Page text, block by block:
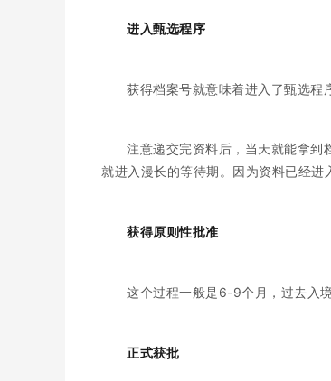
进入甄选程序
获得档案号就意味着进入了甄选程
注意递交完资料后，当天就能拿到
就进入漫长的等待期。因为资料已经进
获得原则性批准
这个过程一般是6-9个月，过去入
正式获批